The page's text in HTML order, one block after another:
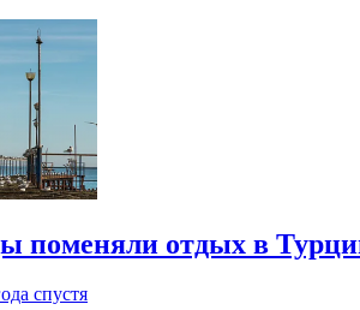
поменяли отдых в
спустя